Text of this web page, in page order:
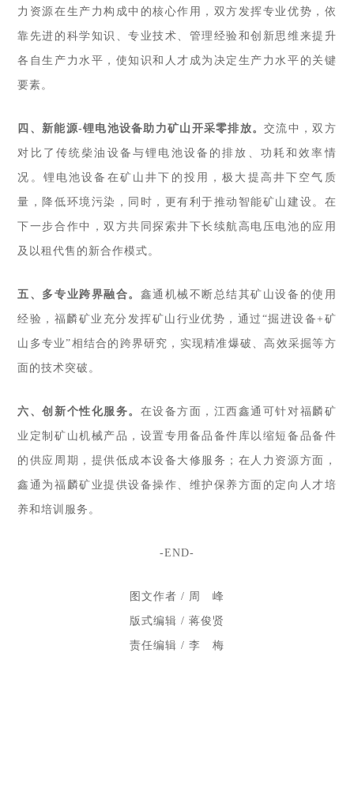
力资源在生产力构成中的核心作用，双方发挥专业优势，依
靠先进的科学知识、专业技术、管理经验和创新思维来提升
各自生产力水平，使知识和人才成为决定生产力水平的关键
要素。
四、新能源-锂电池设备助力矿山开采零排放。交流中 ，双方
对比了传统柴油设备与锂电池设备的排放、功耗和效率情
况。锂电池设备在矿山井下的投用，极大提高井下空气质
量，降低环境污染，同时，更有利于推动智能矿山建设。在
下一步合作中，双方共同探索井下长续航高电压电池的应用
及以租代售的新合作模式。
五、多专业跨界融合。 鑫通机械不断总结其矿山设备的使用
经验，福麟矿业充分发挥矿山行业优势，通过“掘进设备+矿
山多专业”相结合的跨界研究，实现精准爆破、高效采掘等方
面的技术突破。
六、创新个性化服务。 在设备方面，江西鑫通可针对福麟矿
业定制矿山机械产品，设置专用备品备件库以缩短备品备件
的供应周期，提供低成本设备大修服务；在人力资源方面，
鑫通为福麟矿业提供设备操作、维护保养方面的定向人才培
养和培训服务。
-END-
图文作者 / 周 峰
版式编辑 / 蒋俊贤
责任编辑 / 李 梅